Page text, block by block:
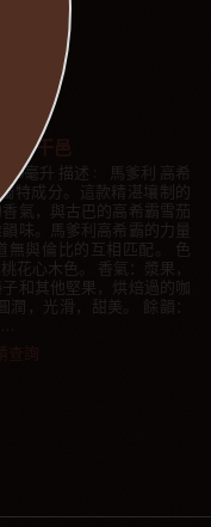
霸 干邑
毫升 描述 : 馬爹利 高希
特成分。這款精湛壤制的
氣，與古巴的高希霸雪茄
味。馬爹利高希霸的力量
無與倫比的互相匹配。 色
花心木色。 香氣：漿果，
和其他堅果，烘焙過的咖
，光滑，甜美。 餘韻：
請查詢